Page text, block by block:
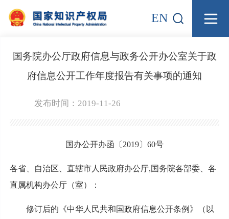
EN
国务院办公厅政府信息与政务公开办公室关于政
府信息公开工作年度报告有关事项的通知
发布时间：2019-11-26
国办公开办函〔2019〕60号
各省、自治区、直辖市人民政府办公厅,国务院各部委、各
直属机构办公厅（室）：
修订后的《中华人民共和国政府信息公开条例》（以